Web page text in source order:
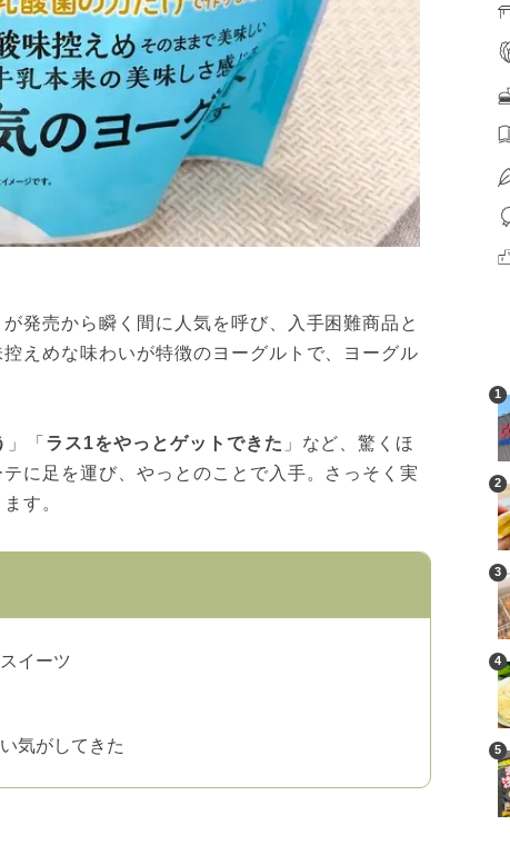
発売から瞬く間に人気を呼び、入手困難商品と
えめな味わいが特徴のヨーグルトで、ヨーグル
」「 ラス1をやっとゲットできた 」など、驚くほ
に足を運び、やっとのことで入手。さっそく実
す。
イーツ
気がしてきた
1
2
3
4
5